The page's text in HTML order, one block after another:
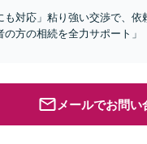
対応」粘り強い交渉で、
方の相続を全力サポート」
メールでお問い